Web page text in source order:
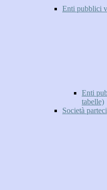
Enti pubblici
Enti
tabelle)
Società